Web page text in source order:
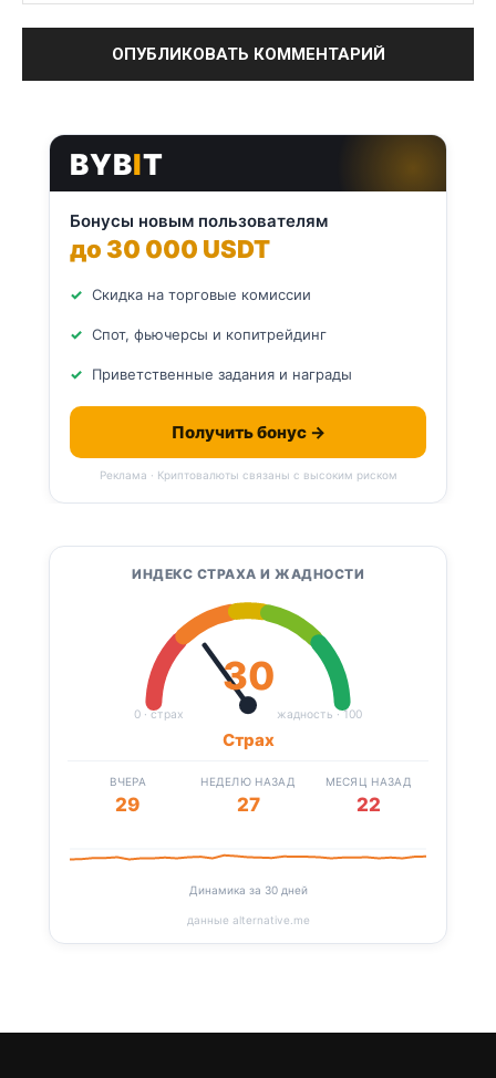
BYBIT
Бонусы новым пользователям
до 30 000 USDT
Скидка на торговые комиссии
Спот, фьючерсы и копитрейдинг
Приветственные задания и награды
Получить бонус →
Реклама · Криптовалюты связаны с высоким риском
ИНДЕКС СТРАХА И ЖАДНОСТИ
0 · страх жадность · 100
30
Страх
ВЧЕРА
29
НЕДЕЛЮ НАЗАД
27
МЕСЯЦ НАЗАД
22
Динамика за 30 дней
данные alternative.me